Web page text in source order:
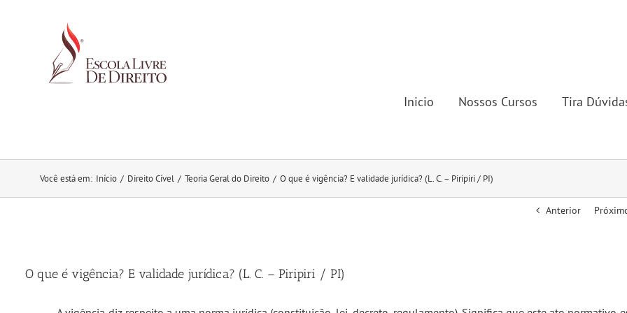
Inicio Nossos Cursos Tira
Você está em: Início / Direito Cível / Teoria Geral do Direito / O que é vigência? E validade jurídica? (L. C. – Piripiri / PI)
Anterior
O que é vigência? E validade jurídica? (L. C. – Piripiri / PI)